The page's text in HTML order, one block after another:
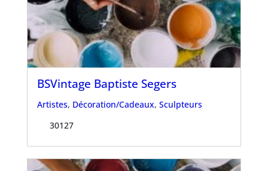
BSVintage Baptiste Segers
Artistes, Décoration/Cadeaux, Sculpteurs
30127